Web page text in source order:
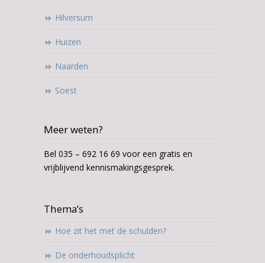
Hilversum
Huizen
Naarden
Soest
Meer weten?
Bel 035 – 692 16 69 voor een gratis en
vrijblijvend kennismakingsgesprek.
Thema’s
Hoe zit het met de schulden?
De onderhoudsplicht